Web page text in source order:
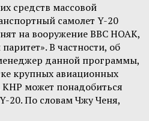
средств массовой
самолет Y-20
на вооружение ВВС НОАК,
В частности, об
данной программы,
крупных авиационных
КНР может понадобиться
20. По словам Чжу Ченя,